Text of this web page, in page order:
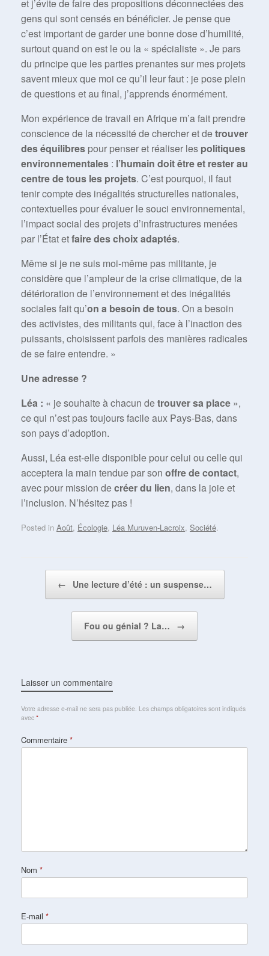
et j’évite de faire des propositions déconnectées des
gens qui sont censés en bénéficier. Je pense que
c’est important de garder une bonne dose d’humilité,
surtout quand on est le ou la « spécialiste ». Je pars
du principe que les parties prenantes sur mes projets
savent mieux que moi ce qu’il leur faut : je pose plein
de questions et au final, j’apprends énormément.
Mon expérience de travail en Afrique m’a fait prendre
conscience de la nécessité de chercher et detrouver
des équilibres pour penser et réaliser les politiques
environnementales : l’humain doit être et rester au
centre de tous les projets. C’est pourquoi, il faut
tenir compte des inégalités structurelles nationales,
contextuelles pour évaluer le souci environnemental,
l’impact social des projets d’infrastructures menées
par l’État etfaire des choix adaptés.
Même si je ne suis moi-même pas militante, je
considère que l’ampleur de la crise climatique, de la
détérioration de l’environnement et des inégalités
sociales fait qu’on a besoin de tous. On a besoin
des activistes, des militants qui, face à l’inaction des
puissants, choisissent parfois des manières radicales
de se faire entendre. »
Une adresse ?
Léa : « je souhaite à chacun detrouver sa place »,
ce qui n’est pas toujours facile aux Pays-Bas, dans
son pays d’adoption.
Aussi, Léa est-elle disponible pour celui ou celle qui
acceptera la main tendue par son offre de contact,
avec pour mission decréer du lien, dans la joie et
l’inclusion. N’hésitez pas !
Posted in Août, Écologie, Léa Muruven-Lacroix, Société.
← Une lecture d’été : un suspense…
Fou ou génial ? La… →
Laisser un commentaire
Votre adresse e-mail ne sera pas publiée. Les champs obligatoires sont indiqués
avec *
Commentaire *
Nom *
E-mail *